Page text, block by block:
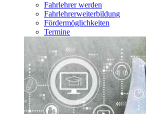
Fahrlehrer werden
Fahrlehrerweiterbildung
Fördermöglichkeiten
Termine